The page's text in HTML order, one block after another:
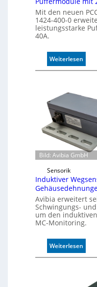
l
l
e
Mit den neuen
1424-400-0
leistungsstarke
40A.
Weiterlesen:
P
f
r
o
d
u
l
m
i
t
2
0
u
d
4
Bild: Avibia GmbH
Sensorik
Induktiver
Avibia erweitert
Schwingungs-
um den
MC-Monitoring.
Weiterlesen:
I